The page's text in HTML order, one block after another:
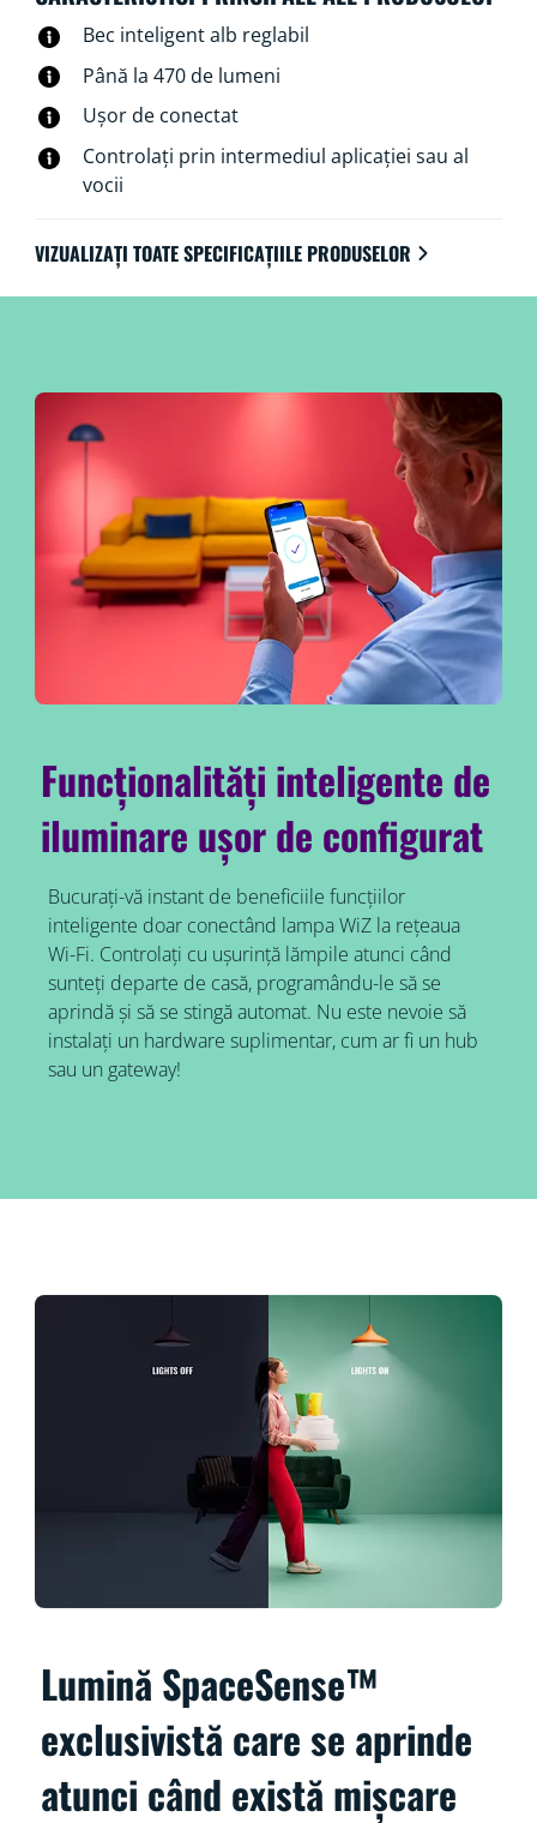
WiZ sau al vocii.
Bec inteligent alb reglabil
Până la 470 de lumeni
Ușor de conectat
Controlați prin intermediul aplicației sau al
vocii
VIZUALIZAȚI TOATE SPECIFICAȚIILE PRODUSELOR
Funcționalități inteligente de
iluminare ușor de configurat
Bucurați-vă instant de beneficiile funcțiilor
inteligente doar conectând lampa WiZ la rețeaua
Wi-Fi. Controlați cu ușurință lămpile atunci când
sunteți departe de casă, programându-le să se
aprindă și să se stingă automat. Nu este nevoie să
instalați un hardware suplimentar, cum ar fi un hub
sau un gateway!
Lumină SpaceSense™
exclusivistă care se aprinde
atunci când există mișcare